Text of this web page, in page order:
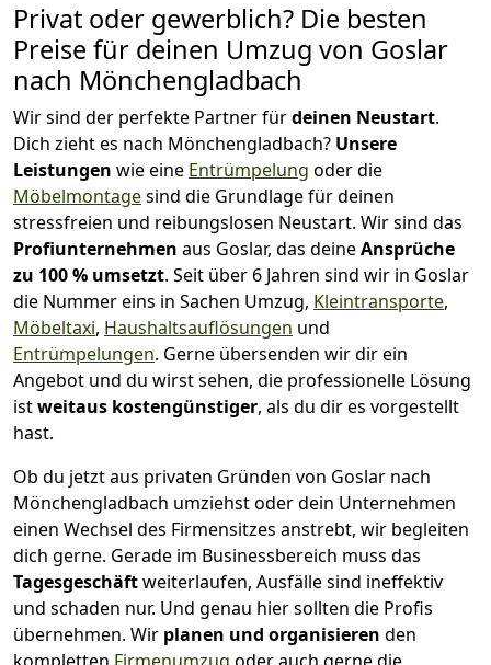
Privat oder gewerblich? Die besten
Preise für deinen Umzug von Goslar
nach Mönchen­gladbach
Wir sind der perfekte Partner fürdeinen Neustart.
Dich zieht es nach Mönchen­gladbach? Unsere
Leistungen wie eine Entrümpelung oder die
Möbelmontagesind die Grundlage für deinen
stressfreien und reibungslosen Neustart. Wir sind das
Profiunternehmen aus Goslar, das deineAnsprüche
zu 100 % umsetzt. Seit über 6 Jahren sind wir in Goslar
die Nummer eins in Sachen Umzug, Kleintransporte,
Möbeltaxi, Haushaltsauflösungen und
Entrümpelungen. Gerne übersenden wir dir ein
Angebot und du wirst sehen, die professionelle Lösung
istweitaus kostengünstiger, als du dir es vorgestellt
hast.
Ob du jetzt aus privaten Gründen von Goslar nach
Mönchen­gladbach umziehst oder dein Unternehmen
einen Wechsel des Firmensitzes anstrebt, wir begleiten
dich gerne. Gerade im Businessbereich muss das
Tagesgeschäftweiterlaufen, Ausfälle sind ineffektiv
und schaden nur. Und genau hier sollten die Profis
übernehmen. Wir planen und organisieren den